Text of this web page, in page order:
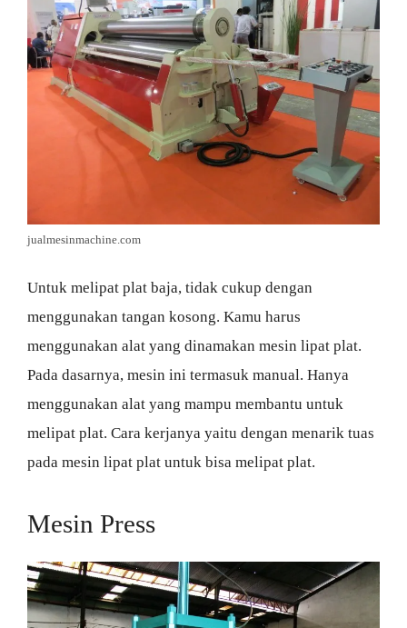
jualmesinmachine.com
Untuk melipat plat baja, tidak cukup dengan
menggunakan tangan kosong. Kamu harus
menggunakan alat yang dinamakan mesin lipat plat.
Pada dasarnya, mesin ini termasuk manual. Hanya
menggunakan alat yang mampu membantu untuk
melipat plat. Cara kerjanya yaitu dengan menarik tuas
pada mesin lipat plat untuk bisa melipat plat.
Mesin Press